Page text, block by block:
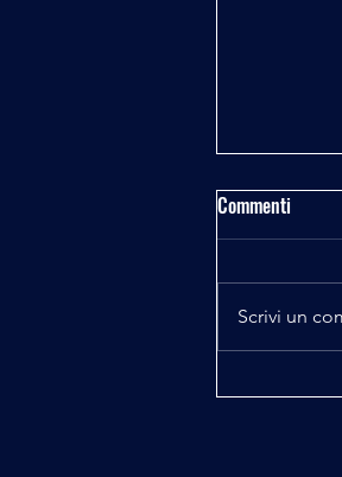
Majorana
Commenti
Scrivi un